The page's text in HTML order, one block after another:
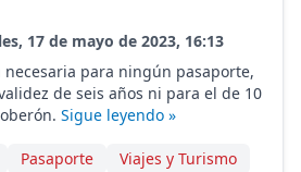
17 de mayo de 2023, 16:13
para ningún pasaporte,
de seis años ni para el de 10
Sigue leyendo »
Pasaporte
Viajes y Turismo